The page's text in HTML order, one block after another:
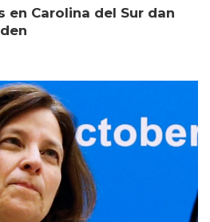
en Carolina del Sur dan